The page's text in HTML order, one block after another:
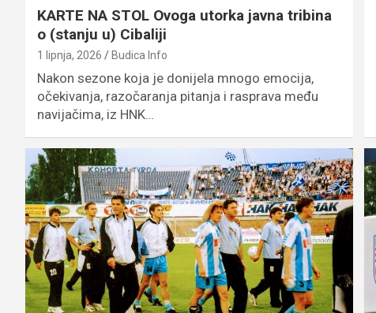
KARTE NA STOL Ovoga utorka javna tribina
o (stanju u) Cibaliji
1 lipnja, 2026 Budica Info
Nakon sezone koja je donijela mnogo emocija,
očekivanja, razočaranja pitanja i rasprava među
navijačima, iz HNK…